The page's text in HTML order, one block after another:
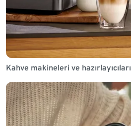
Kahve makineleri ve hazırlayıcıları